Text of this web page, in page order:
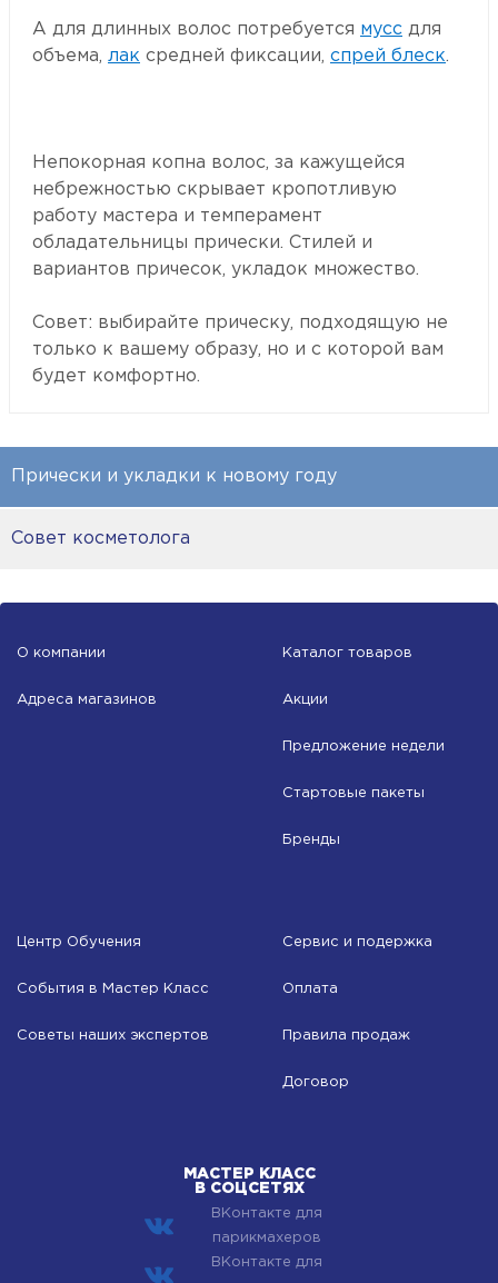
Прически и укладки к новому году
Совет косметолога
А для длинных волос потребуется мусс для
объема, лак средней фиксации, спрей блеск.
Непокорная копна волос, за кажущейся
небрежностью скрывает кропотливую
работу мастера и темперамент
обладательницы прически. Стилей и
вариантов причесок, укладок множество.
Совет: выбирайте прическу, подходящую не
только к вашему образу, но и с которой вам
будет комфортно.
О компании
Адреса магазинов
Каталог товаров
Акции
Предложение недели
Стартовые пакеты
Бренды
Центр Обучения
События в Мастер Класс
Советы наших экспертов
Сервис и подержка
Оплата
Правила продаж
Договор
МАСТЕР КЛАСС
В СОЦСЕТЯХ
ВКонтакте для
парикмахеров
ВКонтакте для